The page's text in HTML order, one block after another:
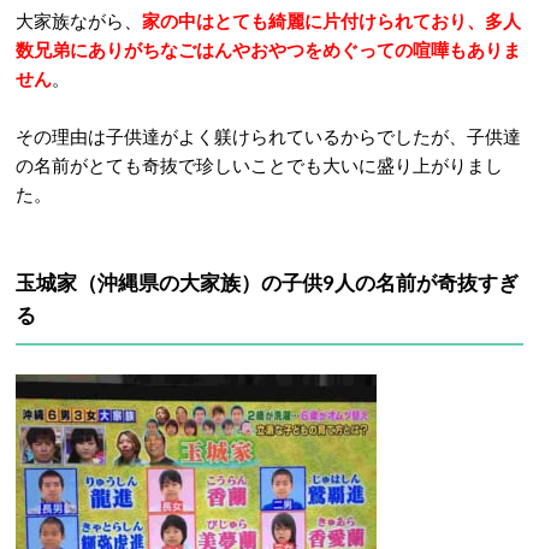
大家族ながら、 家の中はとても綺麗に片付けられており、多人
数兄弟にありがちなごはんやおやつをめぐっての喧嘩もありま
せん。
その理由は子供達がよく躾けられているからでしたが、子供達
の名前がとても奇抜で珍しいことでも大いに盛り上がりまし
た。
玉城家 （沖縄県の大家族） の子供9人の名前が奇抜すぎ
る